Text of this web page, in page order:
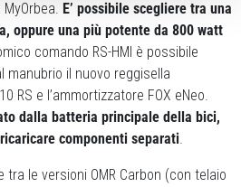
E’ possibile scegliere tra una
oppure una più potente da 800 watt
comando RS-HMI è possibile
il nuovo reggisella
RS e l’ammortizzatore FOX eNeo.
dalla batteria principale della bici,
componenti separati.
le versioni OMR Carbon (con telaio